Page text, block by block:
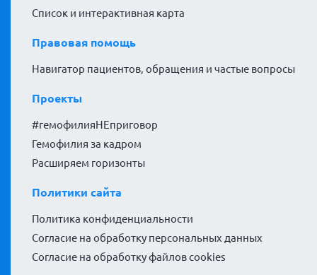
Список и интерактивная карта
Правовая помощь
Навигатор пациентов, обращения и частые вопросы
Проекты
#гемофилияНЕприговор
Гемофилия за кадром
Расширяем горизонты
Политики сайта
Политика конфиденциальности
Согласие на обработку персональных данных
Согласие на обработку файлов cookies